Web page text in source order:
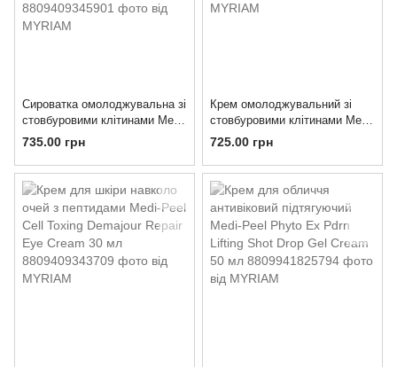
Сироватка омолоджувальна зі
стовбуровими клітинами Medi-
Peel Cell Tox Dermajou
Ampoule 100 мл
735.00 грн
Крем омолоджувальний зі
стовбуровими клітинами Medi-
Peel Cell Toxing Dermajours
Cream 50 мл
725.00 грн